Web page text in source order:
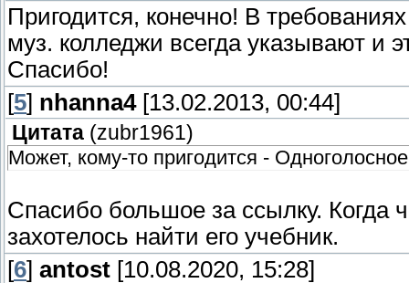
Пригодится, конечно! В
муз. колледжи всегда указывают и
Спасибо!
[5] nhanna4[13.02.2013, 00:44]
Цитата (zubr1961)
Может, кому-то пригодится -
Спасибо большое за ссылку. Когда
захотелось найти его учебник.
[6] antost [10.08.2020, 15:28]